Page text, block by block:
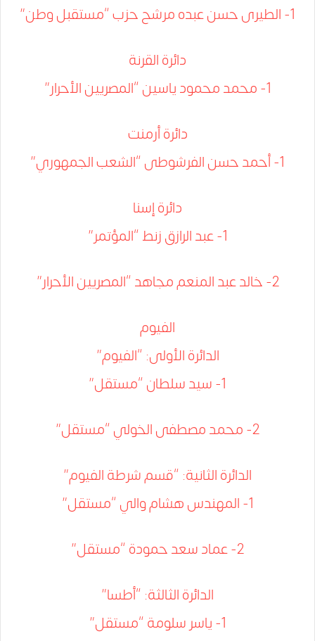
1- الطيرى حسن عبده مرشح حزب “مستقبل وطن”
دائرة القرنة
1- محمد محمود ياسين “المصريين الأحرار”
دائرة أرمنت
1- أحمد حسن الفرشوطى “الشعب الجمهوري”
دائرة إسنا
1- عبد الرازق زنط “المؤتمر”
2- خالد عبد المنعم مجاهد “المصريين الأحرار”
الفيوم
الدائرة الأولى: “الفيوم”
1- سيد سلطان “مستقل”
2- محمد مصطفى الخولي “مستقل”
الدائرة الثانية: “قسم شرطة الفيوم”
1- المهندس هشام والي “مستقل”
2- عماد سعد حمودة “مستقل”
الدائرة الثالثة: “أطسا”
1- ياسر سلومة “مستقل”